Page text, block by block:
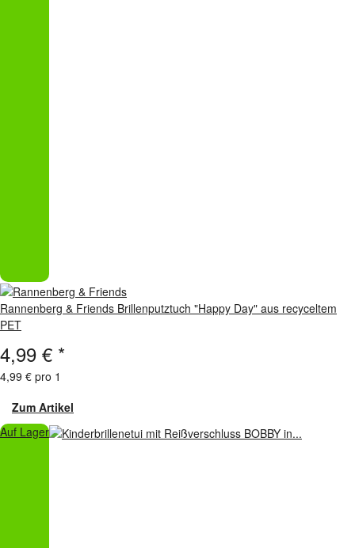
Rannenberg & Friends Brillenputztuch "Happy Day" aus recyceltem
PET
4,99 € *
4,99 € pro 1
Zum Artikel
Auf Lager